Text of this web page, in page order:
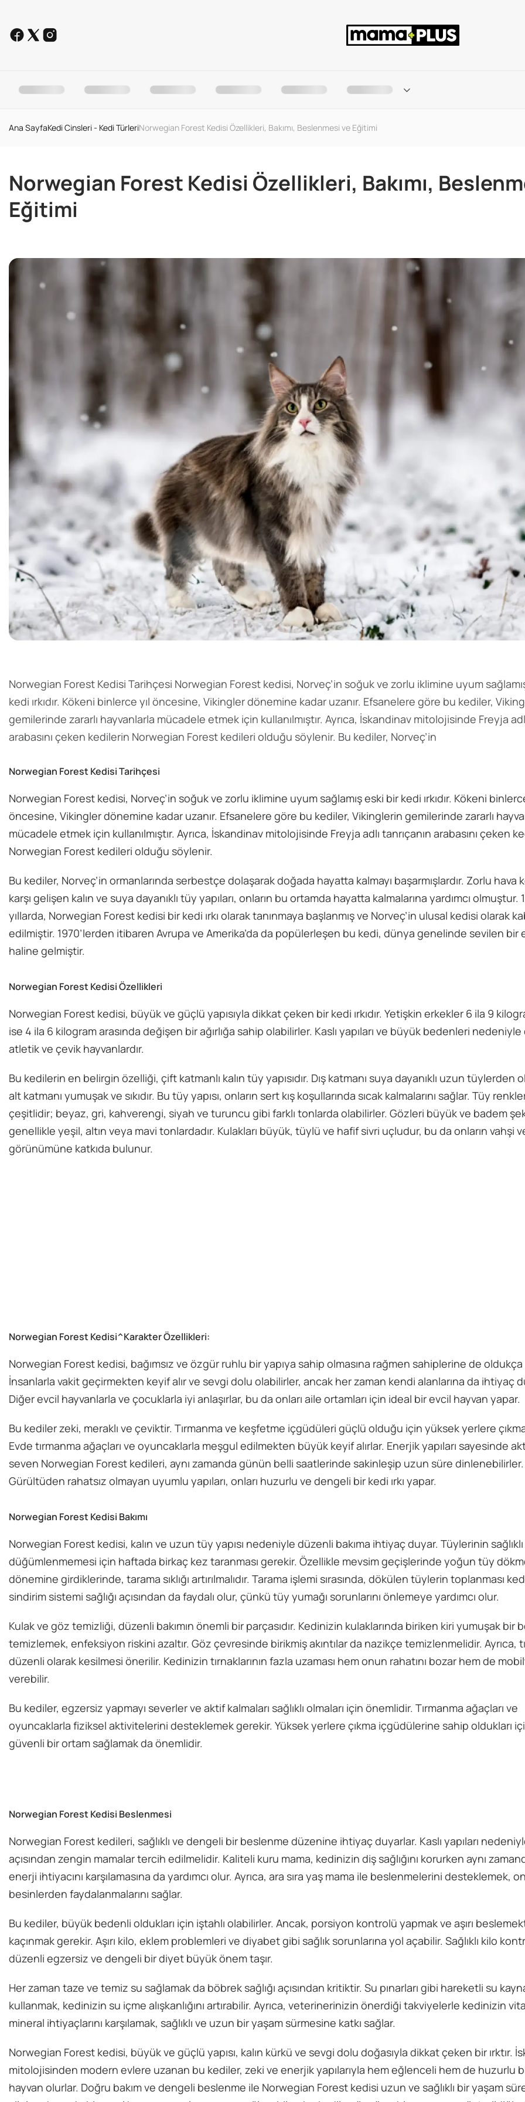
Ana SayfaKedi Cinsleri - Kedi TürleriNorwegian Forest Kedisi Özellikleri, Bakımı, Beslenmesi ve Eğitimi
Norwegian Forest Kedisi Özellikleri, Bakımı,
Eğitimi
Norwegian Forest Kedisi Tarihçesi Norwegian Forest kedisi, Norveç’in soğuk ve zorlu iklimine uyum
kedi ırkıdır. Kökeni binlerce yıl öncesine, Vikingler dönemine kadar uzanır. Efsanelere göre bu kediler,
gemilerinde zararlı hayvanlarla mücadele etmek için kullanılmıştır. Ayrıca, İskandinav mitolojisinde Freyja
arabasını çeken kedilerin Norwegian Forest kedileri olduğu söylenir. Bu kediler, Norveç’in
Norwegian Forest Kedisi Tarihçesi
Norwegian Forest kedisi, Norveç’in soğuk ve zorlu iklimine uyum sağlamış eski bir kedi ırkıdır. Kökeni
öncesine, Vikingler dönemine kadar uzanır. Efsanelere göre bu kediler, Vikinglerin gemilerinde zararlı
mücadele etmek için kullanılmıştır. Ayrıca, İskandinav mitolojisinde Freyja adlı tanrıçanın arabasını çeken
Norwegian Forest kedileri olduğu söylenir.
Bu kediler, Norveç’in ormanlarında serbestçe dolaşarak doğada hayatta kalmayı başarmışlardır. Zorlu hava
karşı gelişen kalın ve suya dayanıklı tüy yapıları, onların bu ortamda hayatta kalmalarına yardımcı olmuştur.
yıllarda, Norwegian Forest kedisi bir kedi ırkı olarak tanınmaya başlanmış ve Norveç’in ulusal kedisi olarak
edilmiştir. 1970’lerden itibaren Avrupa ve Amerika’da da popülerleşen bu kedi, dünya genelinde sevilen bir
haline gelmiştir.
Norwegian Forest Kedisi Özellikleri
Norwegian Forest kedisi, büyük ve güçlü yapısıyla dikkat çeken bir kedi ırkıdır. Yetişkin erkekler 6 ila 9
ise 4 ila 6 kilogram arasında değişen bir ağırlığa sahip olabilirler. Kaslı yapıları ve büyük bedenleri
atletik ve çevik hayvanlardır.
Bu kedilerin en belirgin özelliği, çift katmanlı kalın tüy yapısıdır. Dış katmanı suya dayanıklı uzun tüylerden
alt katmanı yumuşak ve sıkıdır. Bu tüy yapısı, onların sert kış koşullarında sıcak kalmalarını sağlar. Tüy
çeşitlidir; beyaz, gri, kahverengi, siyah ve turuncu gibi farklı tonlarda olabilirler. Gözleri büyük ve badem
genellikle yeşil, altın veya mavi tonlardadır. Kulakları büyük, tüylü ve hafif sivri uçludur, bu da onların vahşi
görünümüne katkıda bulunur.
Norwegian Forest Kedisi^Karakter Özellikleri:
Norwegian Forest kedisi, bağımsız ve özgür ruhlu bir yapıya sahip olmasına rağmen sahiplerine de oldukça
İnsanlarla vakit geçirmekten keyif alır ve sevgi dolu olabilirler, ancak her zaman kendi alanlarına da ihtiyaç
Diğer evcil hayvanlarla ve çocuklarla iyi anlaşırlar, bu da onları aile ortamları için ideal bir evcil hayvan yapar.
Bu kediler zeki, meraklı ve çeviktir. Tırmanma ve keşfetme içgüdüleri güçlü olduğu için yüksek yerlere
Evde tırmanma ağaçları ve oyuncaklarla meşgul edilmekten büyük keyif alırlar. Enerjik yapıları sayesinde
seven Norwegian Forest kedileri, aynı zamanda günün belli saatlerinde sakinleşip uzun süre dinlenebilirler.
Gürültüden rahatsız olmayan uyumlu yapıları, onları huzurlu ve dengeli bir kedi ırkı yapar.
Norwegian Forest Kedisi Bakımı
Norwegian Forest kedisi, kalın ve uzun tüy yapısı nedeniyle düzenli bakıma ihtiyaç duyar. Tüylerinin sağlıklı
düğümlenmemesi için haftada birkaç kez taranması gerekir. Özellikle mevsim geçişlerinde yoğun tüy
dönemine girdiklerinde, tarama sıklığı artırılmalıdır. Tarama işlemi sırasında, dökülen tüylerin toplanması
sindirim sistemi sağlığı açısından da faydalı olur, çünkü tüy yumağı sorunlarını önlemeye yardımcı olur.
Kulak ve göz temizliği, düzenli bakımın önemli bir parçasıdır. Kedinizin kulaklarında biriken kiri yumuşak bir
temizlemek, enfeksiyon riskini azaltır. Göz çevresinde birikmiş akıntılar da nazikçe temizlenmelidir. Ayrıca,
düzenli olarak kesilmesi önerilir. Kedinizin tırnaklarının fazla uzaması hem onun rahatını bozar hem de
verebilir.
Bu kediler, egzersiz yapmayı severler ve aktif kalmaları sağlıklı olmaları için önemlidir. Tırmanma ağaçları ve
oyuncaklarla fiziksel aktivitelerini desteklemek gerekir. Yüksek yerlere çıkma içgüdülerine sahip oldukları
güvenli bir ortam sağlamak da önemlidir.
Norwegian Forest Kedisi Beslenmesi
Norwegian Forest kedileri, sağlıklı ve dengeli bir beslenme düzenine ihtiyaç duyarlar. Kaslı yapıları
açısından zengin mamalar tercih edilmelidir. Kaliteli kuru mama, kedinizin diş sağlığını korurken aynı
enerji ihtiyacını karşılamasına da yardımcı olur. Ayrıca, ara sıra yaş mama ile beslenmelerini desteklemek,
besinlerden faydalanmalarını sağlar.
Bu kediler, büyük bedenli oldukları için iştahlı olabilirler. Ancak, porsiyon kontrolü yapmak ve aşırı
kaçınmak gerekir. Aşırı kilo, eklem problemleri ve diyabet gibi sağlık sorunlarına yol açabilir. Sağlıklı kilo
düzenli egzersiz ve dengeli bir diyet büyük önem taşır.
Her zaman taze ve temiz su sağlamak da böbrek sağlığı açısından kritiktir. Su pınarları gibi hareketli su
kullanmak, kedinizin su içme alışkanlığını artırabilir. Ayrıca, veterinerinizin önerdiği takviyelerle kedinizin
mineral ihtiyaçlarını karşılamak, sağlıklı ve uzun bir yaşam sürmesine katkı sağlar.
Norwegian Forest kedisi, büyük ve güçlü yapısı, kalın kürkü ve sevgi dolu doğasıyla dikkat çeken bir ırktır.
mitolojisinden modern evlere uzanan bu kediler, zeki ve enerjik yapılarıyla hem eğlenceli hem de huzurlu
hayvan olurlar. Doğru bakım ve dengeli beslenme ile Norwegian Forest kedisi uzun ve sağlıklı bir yaşam